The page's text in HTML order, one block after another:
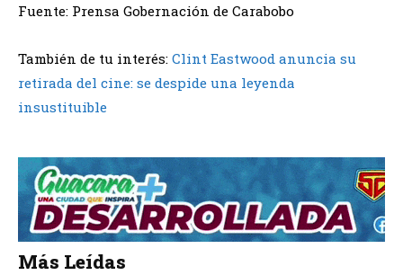
Fuente: Prensa Gobernación de Carabobo
También de tu interés: Clint Eastwood anuncia su
retirada del cine: se despide una leyenda
insustituible
Más Leídas